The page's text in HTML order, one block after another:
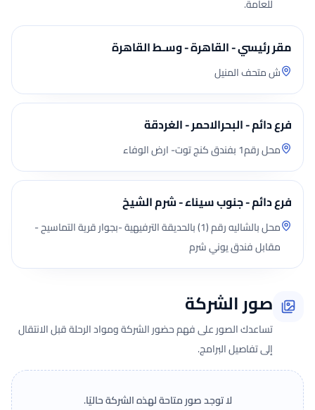
للعامة.
مقر رئيسي - القاهرة - وسـط القاهرة
ش متحف المنيل
فرع دائم - البحرالاحمر - الغردقة
محل رقم1 بفندق كنج توت- ارض الوفاء
فرع دائم - جنوب سيناء - شرم الشيخ
محل بالشاليه رقم (1) بالحديقة الترفيهية -بجوار قرية التماسيح -
مقابل فندق يوني شرم
صور الشركة
تساعدك الصور على فهم حضور الشركة ومواد الرحلة قبل الانتقال
إلى تفاصيل البرامج.
لا توجد صور متاحة لهذه الشركة حاليًا.